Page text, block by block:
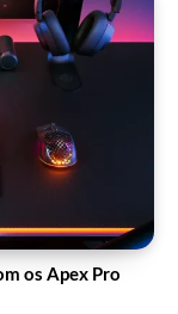
os Apex Pro